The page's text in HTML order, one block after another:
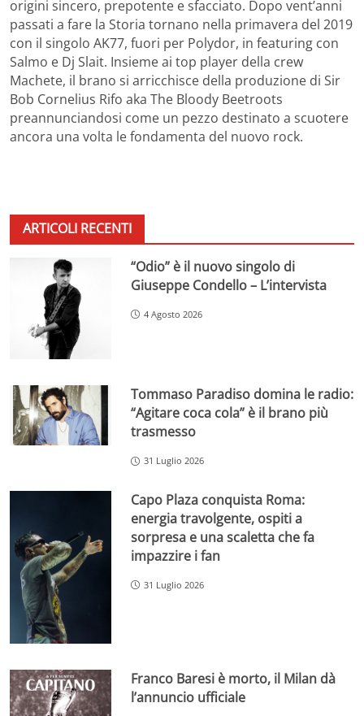
origini sincero, prepotente e sfacciato. Dopo vent’anni
passati a fare la Storia tornano nella primavera del 2019
con il singolo AK77, fuori per Polydor, in featuring con
Salmo e Dj Slait. Insieme ai top player della crew
Machete, il brano si arricchisce della produzione di Sir
Bob Cornelius Rifo aka The Bloody Beetroots
preannunciandosi come un pezzo destinato a scuotere
ancora una volta le fondamenta del nuovo rock.
ARTICOLI RECENTI
“Odio” è il nuovo singolo di
Giuseppe Condello – L’intervista
4 Agosto 2026
Tommaso Paradiso domina le radio:
“Agitare coca cola” è il brano più
trasmesso
31 Luglio 2026
Capo Plaza conquista Roma:
energia travolgente, ospiti a
sorpresa e una scaletta che fa
impazzire i fan
31 Luglio 2026
Franco Baresi è morto, il Milan dà
l’annuncio ufficiale